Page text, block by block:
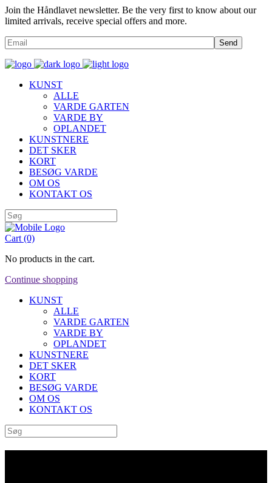
Join the Håndlavet newsletter. Be the very first to know about our
limited arrivals, receive special offers and more.
Send
KUNST
ALLE
VARDE GARTEN
VARDE BY
OPLANDET
KUNSTNERE
DET SKER
KORT
BESØG VARDE
OM OS
KONTAKT OS
Cart (0)
No products in the cart.
Continue shopping
KUNST
ALLE
VARDE GARTEN
VARDE BY
OPLANDET
KUNSTNERE
DET SKER
KORT
BESØG VARDE
OM OS
KONTAKT OS